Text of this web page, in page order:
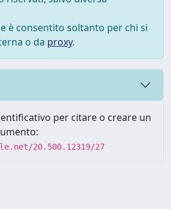
è consentito soltanto per chi si
o da proxy.
per citare o creare un
20.500.12319/27